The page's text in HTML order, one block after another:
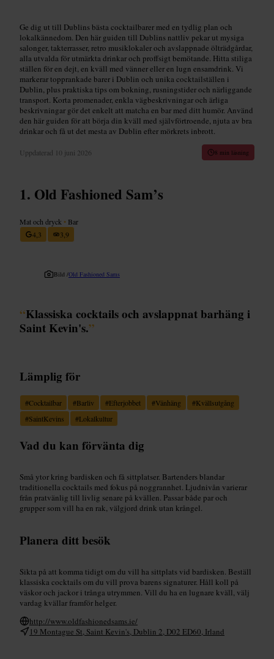
Ge dig ut till Dublins bästa cocktailbarer med en tydlig plan och
lokalkännedom. Den här guiden till Dublins nattliv pekar ut mysiga
salonger, takterrasser, retro musiklokaler och avslappnade ölträdgårdar,
alla utvalda för utmärkta drinkar och proffsigt bemötande. Hitta stiliga
ställen för en dejt, en kväll med vänner eller en lugn ensamdrink. Vi
markerar topprankade barer i Dublin och unika cocktailställen i
Dublin, plus praktiska tips om bokning, rusningstider och närliggande
transport. Korta promenader, enkla vägbeskrivningar och ärliga
beskrivningar gör det enkelt att matcha en bar med ditt humör. Använd
den här guiden för att börja din kväll med självförtroende, njuta av bra
drinkar och få ut det mesta av Dublin efter mörkrets inbrott.
Uppdaterad 10 juni 2026 8 min läsning
Old Fashioned Sam’s
Mat och dryck • Bar
4,3
3,9
Bild /Old Fashioned Sams
“Klassiska cocktails och avslappnat barhäng i
Saint Kevin's.”
Lämplig för
#Cocktailbar #Barliv #Efterjobbet #Vänhäng #Kvällsutgång
#SaintKevins #Lokalkultur
Vad du kan förvänta dig
Små ytor kring bardisken och få sittplatser. Bartenders blandar
traditionella cocktails med fokus på noggrannhet. Ljudnivån varierar
från pratvänlig till livlig senare på kvällen. Passar både par och
grupper som vill ha en rak, välgjord drink utan krångel.
Planera ditt besök
Sikta på att komma tidigt om du vill ha sittplats vid bardisken. Beställ
klassiska cocktails om du vill prova barens signaturer. Håll koll på
väskor och jackor i trånga utrymmen. Vill du ha en lugnare kväll, välj
vardag kvällar framför helger.
http://www.oldfashionedsams.ie/
19 Montague St, Saint Kevin's, Dublin 2, D02 ED60, Irland